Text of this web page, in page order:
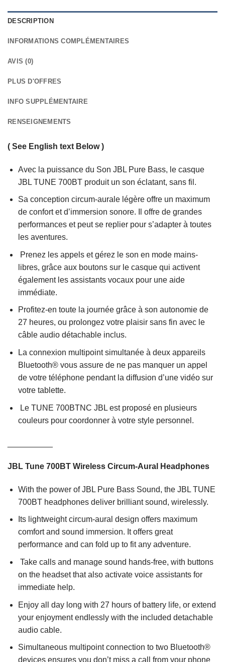
DESCRIPTION
INFORMATIONS COMPLÉMENTAIRES
AVIS (0)
PLUS D'OFFRES
INFO SUPPLÉMENTAIRE
RENSEIGNEMENTS
( See English text Below )
Avec la puissance du Son JBL Pure Bass, le casque
JBL TUNE 700BT produit un son éclatant, sans fil.
Sa conception circum-aurale légère offre un maximum
de confort et d’immersion sonore. Il offre de grandes
performances et peut se replier pour s’adapter à toutes
les aventures.
Prenez les appels et gérez le son en mode mains-
libres, grâce aux boutons sur le casque qui activent
également les assistants vocaux pour une aide
immédiate.
Profitez-en toute la journée grâce à son autonomie de
27 heures, ou prolongez votre plaisir sans fin avec le
câble audio détachable inclus.
La connexion multipoint simultanée à deux appareils
Bluetooth® vous assure de ne pas manquer un appel
de votre téléphone pendant la diffusion d’une vidéo sur
votre tablette.
Le TUNE 700BTNC JBL est proposé en plusieurs
couleurs pour coordonner à votre style personnel.
JBL Tune 700BT Wireless Circum-Aural Headphones
With the power of JBL Pure Bass Sound, the JBL TUNE
700BT headphones deliver brilliant sound, wirelessly.
Its lightweight circum-aural design offers maximum
comfort and sound immersion. It offers great
performance and can fold up to fit any adventure.
Take calls and manage sound hands-free, with buttons
on the headset that also activate voice assistants for
immediate help.
Enjoy all day long with 27 hours of battery life, or extend
your enjoyment endlessly with the included detachable
audio cable.
Simultaneous multipoint connection to two Bluetooth®
devices ensures you don’t miss a call from your phone